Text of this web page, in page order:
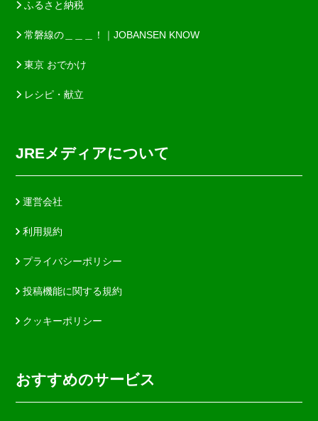
ふるさと納税
常磐線の＿＿＿！｜JOBANSEN KNOW
東京 おでかけ
レシピ・献立
JREメディアについて
運営会社
利用規約
プライバシーポリシー
投稿機能に関する規約
クッキーポリシー
おすすめのサービス